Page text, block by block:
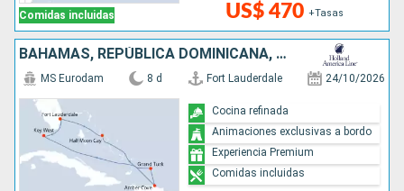
Comidas incluidas US$ 470 +Tasas
BAHAMAS, REPÚBLICA DOMINICANA, ESTADOS UNIDOS
MS Eurodam 8 d Fort Lauderdale 24/10/2026
Cocina refinada
Animaciones exclusivas a bordo
Experiencia Premium
Comidas incluidas